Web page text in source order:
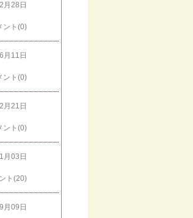
月28日
ント(0)
月11日
ント(0)
月21日
ント(0)
月03日
ト(20)
月09日